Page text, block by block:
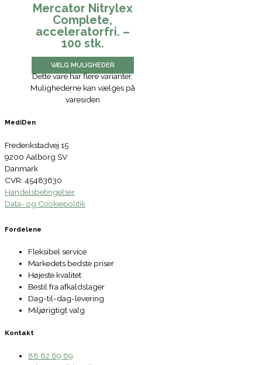
Mercator Nitrylex
Complete,
acceleratorfri. –
100 stk.
VÆLG MULIGHEDER
Dette vare har flere varianter.
Mulighederne kan vælges på
varesiden
MediDen
Frederikstadvej 15
9200 Aalborg SV
Danmark
CVR: 45483630
Handelsbetingelser
Data- og Cookiepolitik
Fordelene
Fleksibel service
Markedets bedste priser
Højeste kvalitet
Bestil fra afkaldslager
Dag-til-dag-levering
Miljørigtigt valg
Kontakt
88 62 69 69